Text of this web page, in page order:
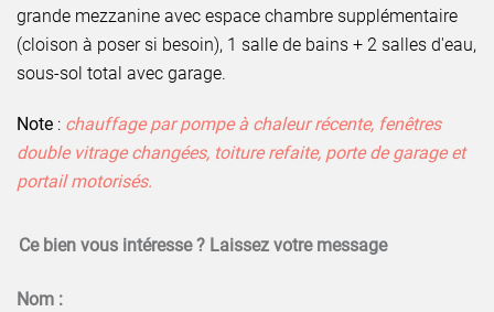
grande mezzanine avec espace chambre supplémentaire
(cloison à poser si besoin), 1 salle de bains + 2 salles d'eau,
sous-sol total avec garage.
Note : chauffage par pompe à chaleur récente, fenêtres
double vitrage changées, toiture refaite, porte de garage et
portail motorisés.
Ce bien vous intéresse ? Laissez votre message
Nom :